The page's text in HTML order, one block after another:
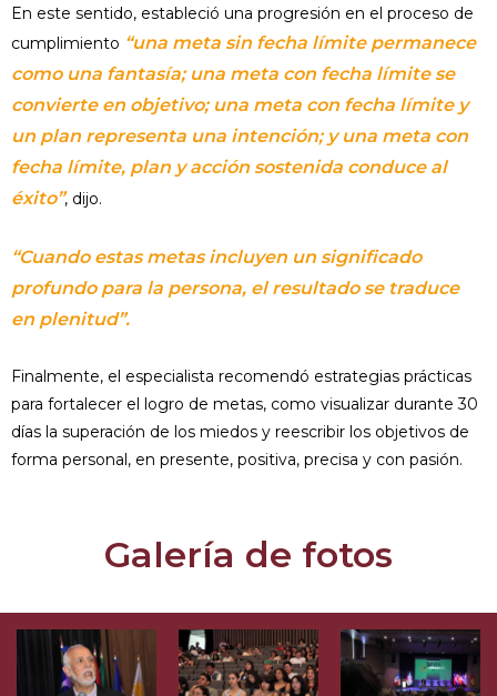
En este sentido, estableció una progresión en el proceso de
cumplimiento “una meta sin fecha límite permanece
como una fantasía; una meta con fecha límite se
convierte en objetivo; una meta con fecha límite y
un plan representa una intención; y una meta con
fecha límite, plan y acción sostenida conduce al
éxito”, dijo.
“Cuando estas metas incluyen un significado
profundo para la persona, el resultado se traduce
en plenitud”.
Finalmente, el especialista recomendó estrategias prácticas
para fortalecer el logro de metas, como visualizar durante 30
días la superación de los miedos y reescribir los objetivos de
forma personal, en presente, positiva, precisa y con pasión.
Galería de fotos